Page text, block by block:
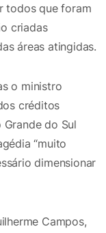
todos que foram
criadas
áreas atingidas.
o ministro
créditos
do Sul
“muito
dimensionar
Campos,